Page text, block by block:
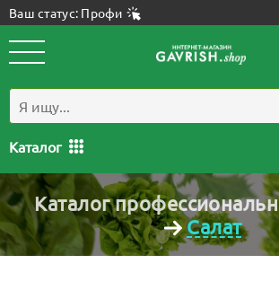
Ваш статус: Профи
Каталог
Каталог
Салат